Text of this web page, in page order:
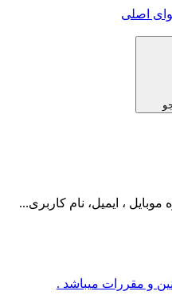
اصلی
موبایل ، ایمیل، نام کاربری...
و مقررات میباشد .